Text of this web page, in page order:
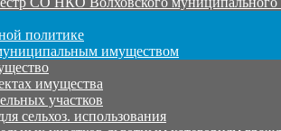
политике
имуществом
имущества
участков
сельхоз. использования